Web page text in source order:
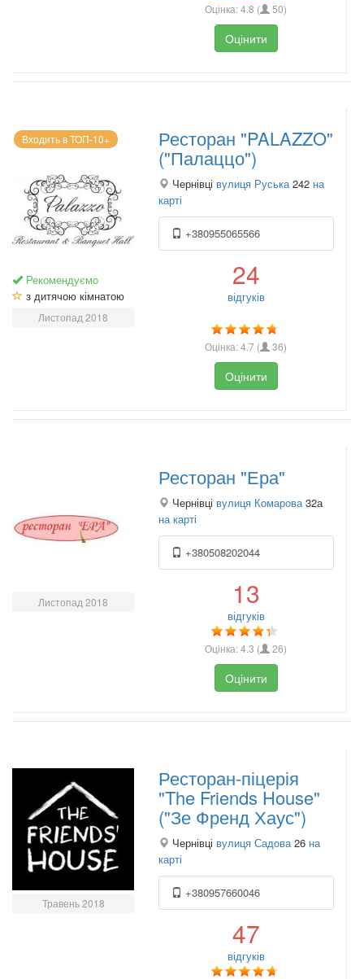
Оцінка:4.8 ( 50)
Оцінити
Входить в ТОП-10+
Рекомендуємо
з дитячою кімнатою
Листопад 2018
Ресторан "PALAZZO"
("Палаццо")
Чернівці вулиця Руська242 на
карті
+380955065566
24
відгуків
Оцінка:4.7 ( 36)
Оцінити
Листопад 2018
Ресторан "Ера"
Чернівці вулиця Комарова 32а
на карті
+380508202044
13
відгуків
Оцінка:4.3 ( 26)
Оцінити
Травень 2018
Ресторан-піцерія
"The Friends House"
("Зе Френд Хаус")
Чернівці вулиця Садова26 на
карті
+380957660046
47
відгуків